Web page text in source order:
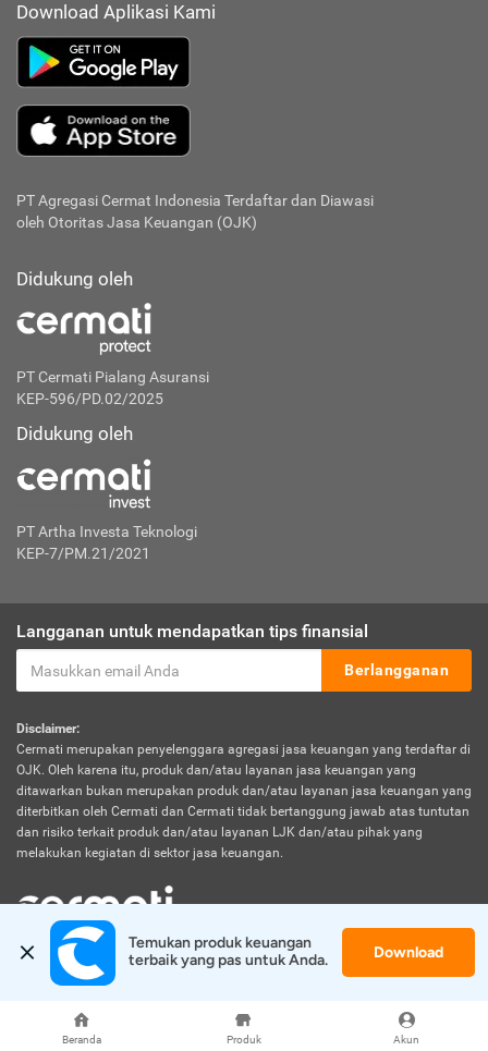
Beranda Produk Akun
Download Aplikasi Kami
PT Agregasi Cermat Indonesia Terdaftar dan Diawasi
oleh Otoritas Jasa Keuangan (OJK)
Didukung oleh
PT Cermati Pialang Asuransi
KEP-596/PD.02/2025
Didukung oleh
PT Artha Investa Teknologi
KEP-7/PM.21/2021
Langganan untuk mendapatkan tips finansial
Berlangganan
Disclaimer:
Cermati merupakan penyelenggara agregasi jasa keuangan yang terdaftar di
OJK. Oleh karena itu, produk dan/atau layanan jasa keuangan yang
ditawarkan bukan merupakan produk dan/atau layanan jasa keuangan yang
diterbitkan oleh Cermati dan Cermati tidak bertanggung jawab atas tuntutan
dan risiko terkait produk dan/atau layanan LJK dan/atau pihak yang
melakukan kegiatan di sektor jasa keuangan.
© 2026 Cermati. All Rights Reserved.
Temukan produk keuangan
terbaik yang pas untuk Anda.
Download